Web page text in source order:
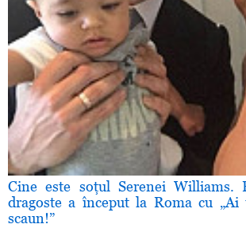
Cine este soţul Serenei Williams.
dragoste a început la Roma cu „Ai
scaun!”